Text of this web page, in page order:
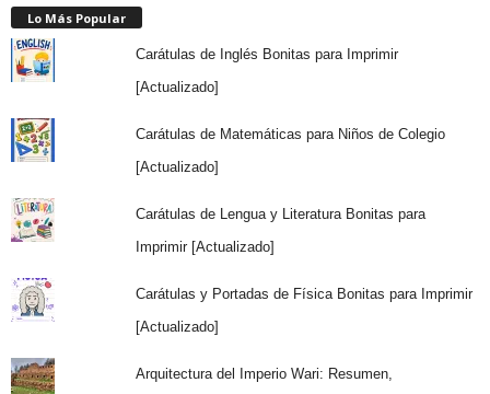
Lo Más Popular
Carátulas de Inglés Bonitas para Imprimir
[Actualizado]
Carátulas de Matemáticas para Niños de Colegio
[Actualizado]
Carátulas de Lengua y Literatura Bonitas para
Imprimir [Actualizado]
Carátulas y Portadas de Física Bonitas para Imprimir
[Actualizado]
Arquitectura del Imperio Wari: Resumen,